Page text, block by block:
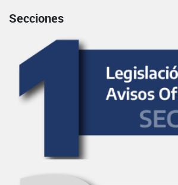
Secciones